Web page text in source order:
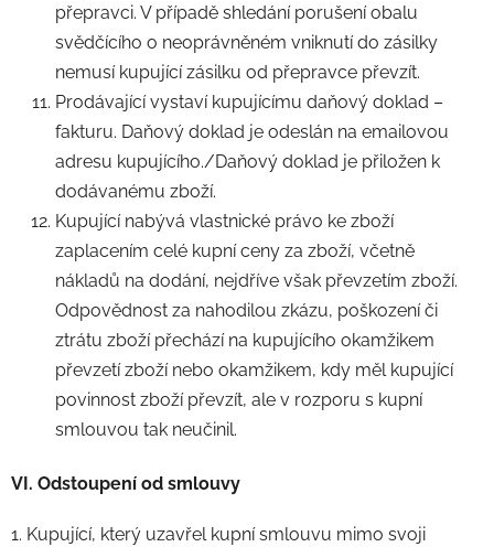
přepravci. V případě shledání porušení obalu
svědčícího o neoprávněném vniknutí do zásilky
nemusí kupující zásilku od přepravce převzít.
Prodávající vystaví kupujícímu daňový doklad –
fakturu. Daňový doklad je odeslán na emailovou
adresu kupujícího./Daňový doklad je přiložen k
dodávanému zboží.
Kupující nabývá vlastnické právo ke zboží
zaplacením celé kupní ceny za zboží, včetně
nákladů na dodání, nejdříve však převzetím zboží.
Odpovědnost za nahodilou zkázu, poškození či
ztrátu zboží přechází na kupujícího okamžikem
převzetí zboží nebo okamžikem, kdy měl kupující
povinnost zboží převzít, ale v rozporu s kupní
smlouvou tak neučinil.
VI. Odstoupení od smlouvy
1. Kupující, který uzavřel kupní smlouvu mimo svoji